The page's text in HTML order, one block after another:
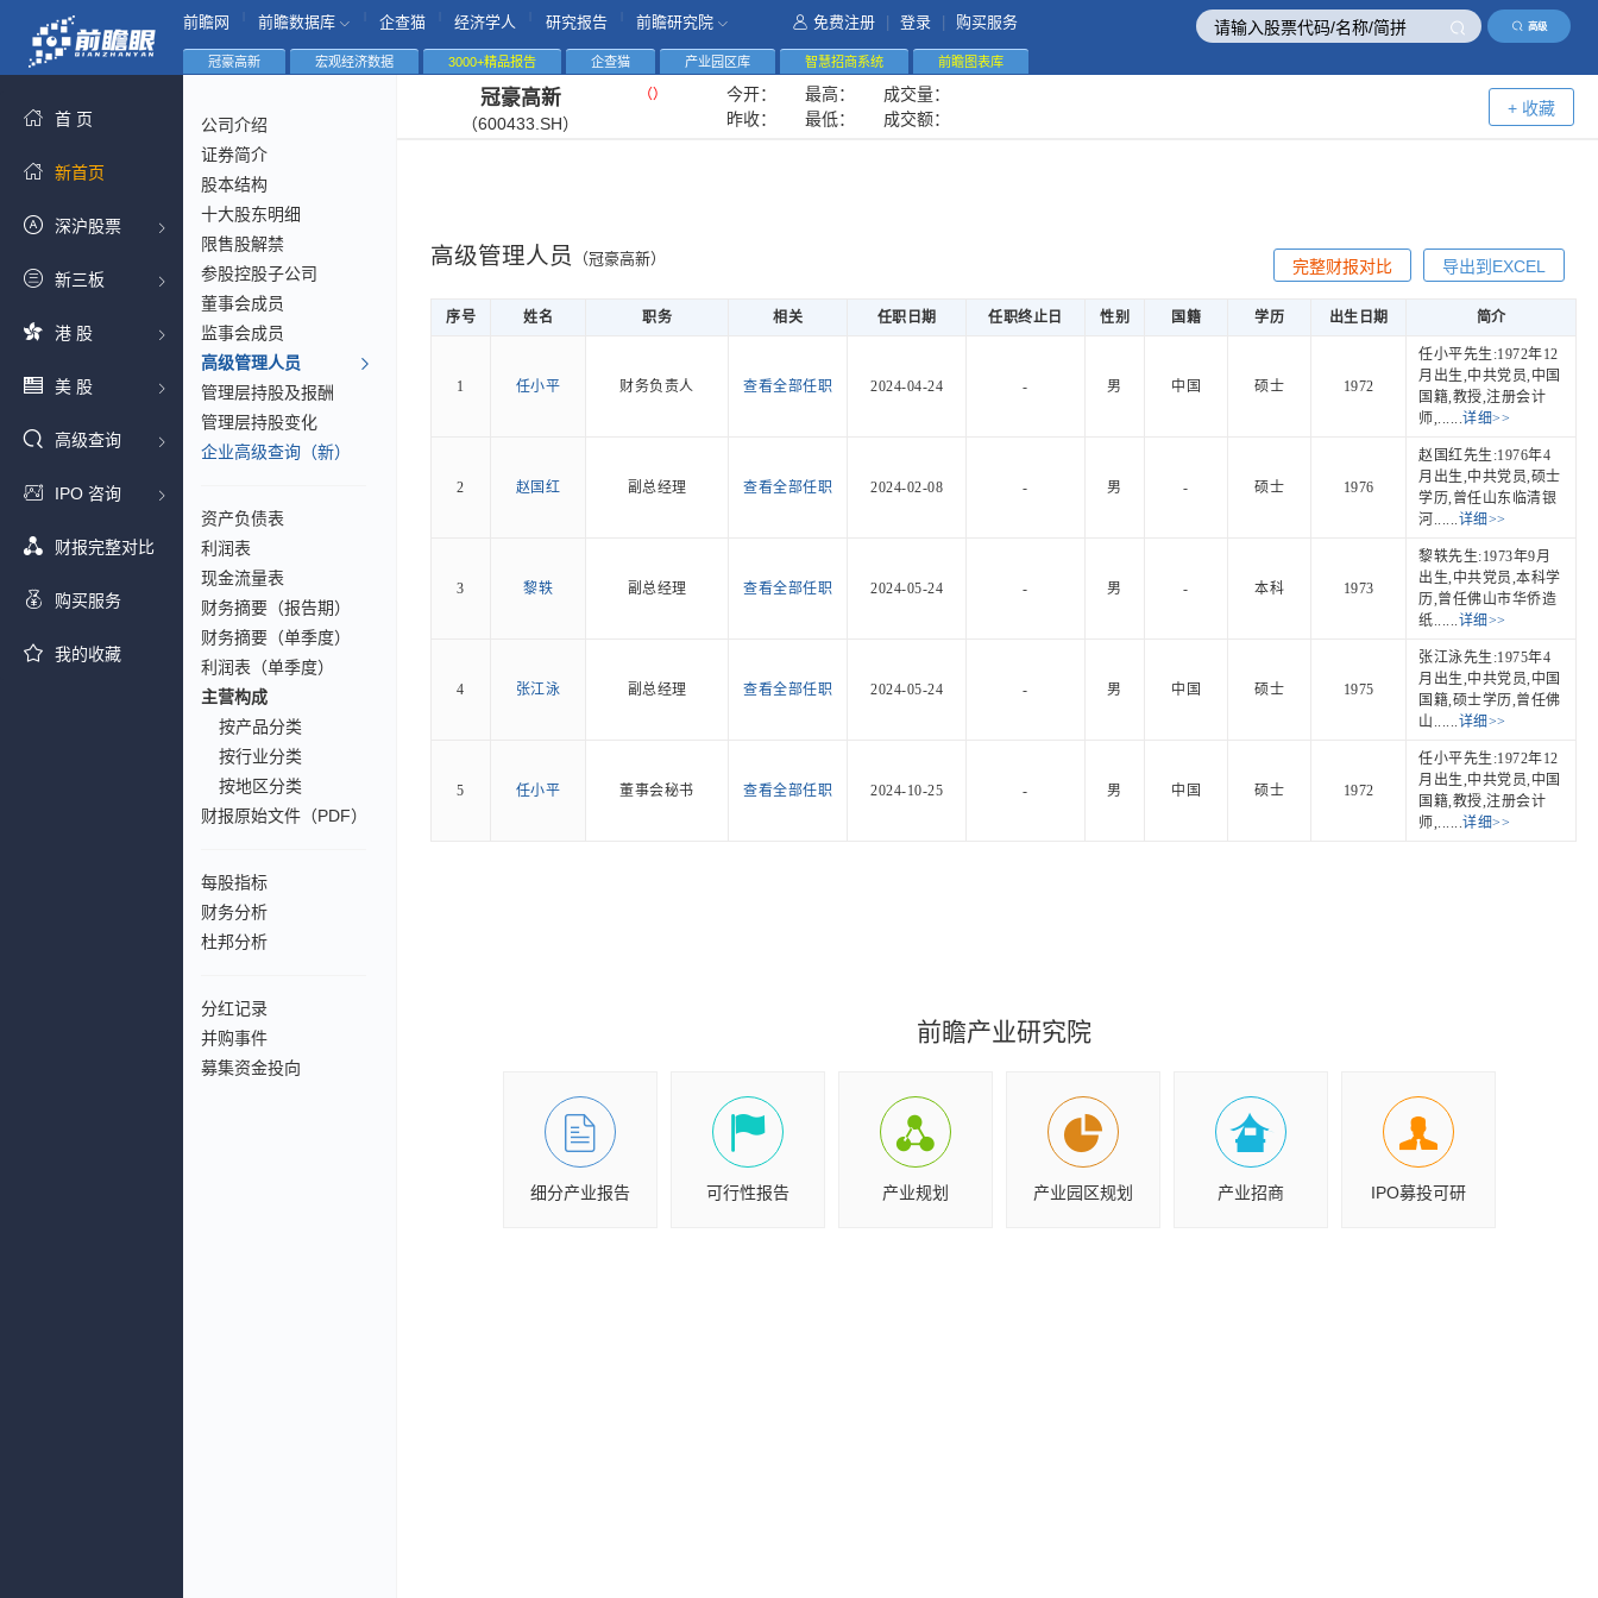
高级
前瞻网 前瞻数据库 企查猫 经济学人 研究报告 前瞻研究院 免费注册 登录 购买服务
首 页
新首页
深沪股票
新三板
港 股
美 股
高级查询
IPO 咨询
财报完整对比
购买服务
我的收藏
冠豪高新 宏观经济数据 3000+精品报告 企查猫 产业园区库 智慧招商系统 前瞻图表库
公司介绍
证券简介
股本结构
十大股东明细
限售股解禁
参股控股子公司
董事会成员
监事会成员
高级管理人员
管理层持股及报酬
管理层持股变化
企业高级查询（新）
资产负债表
利润表
现金流量表
财务摘要（报告期）
财务摘要（单季度）
利润表（单季度）
主营构成
按产品分类
按行业分类
按地区分类
财报原始文件（PDF）
每股指标
财务分析
杜邦分析
分红记录
并购事件
募集资金投向
冠豪高新
（600433.SH）
（） 今开： 最高：
成交量：
昨收：
最低： 成交额：
+ 收藏
高级管理人员 （冠豪高新） 导出到EXCEL
完整财报对比
序号 姓名 职务 相关 任职日期 任职终止日 性别 国籍 学历 出生日期 简介
1 任小平 财务负责人 查看全部任职 2024-04-24 - 男 中国 硕士 1972
任小平先生:1972年12
月出生,中共党员,中国
国籍,教授,注册会计
师,......详细>>
2 赵国红 副总经理 查看全部任职 2024-02-08 - 男 - 硕士 1976
赵国红先生:1976年4
月出生,中共党员,硕士
学历,曾任山东临清银
河......详细>>
3 黎轶 副总经理 查看全部任职 2024-05-24 - 男 - 本科 1973
黎轶先生:1973年9月
出生,中共党员,本科学
历,曾任佛山市华侨造
纸......详细>>
4 张江泳 副总经理 查看全部任职 2024-05-24 - 男 中国 硕士 1975
张江泳先生:1975年4
月出生,中共党员,中国
国籍,硕士学历,曾任佛
山......详细>>
5 任小平 董事会秘书 查看全部任职 2024-10-25 - 男 中国 硕士 1972
任小平先生:1972年12
月出生,中共党员,中国
国籍,教授,注册会计
师,......详细>>
前瞻产业研究院
细分产业报告 可行性报告 产业规划 产业园区规划 产业招商 IPO募投可研